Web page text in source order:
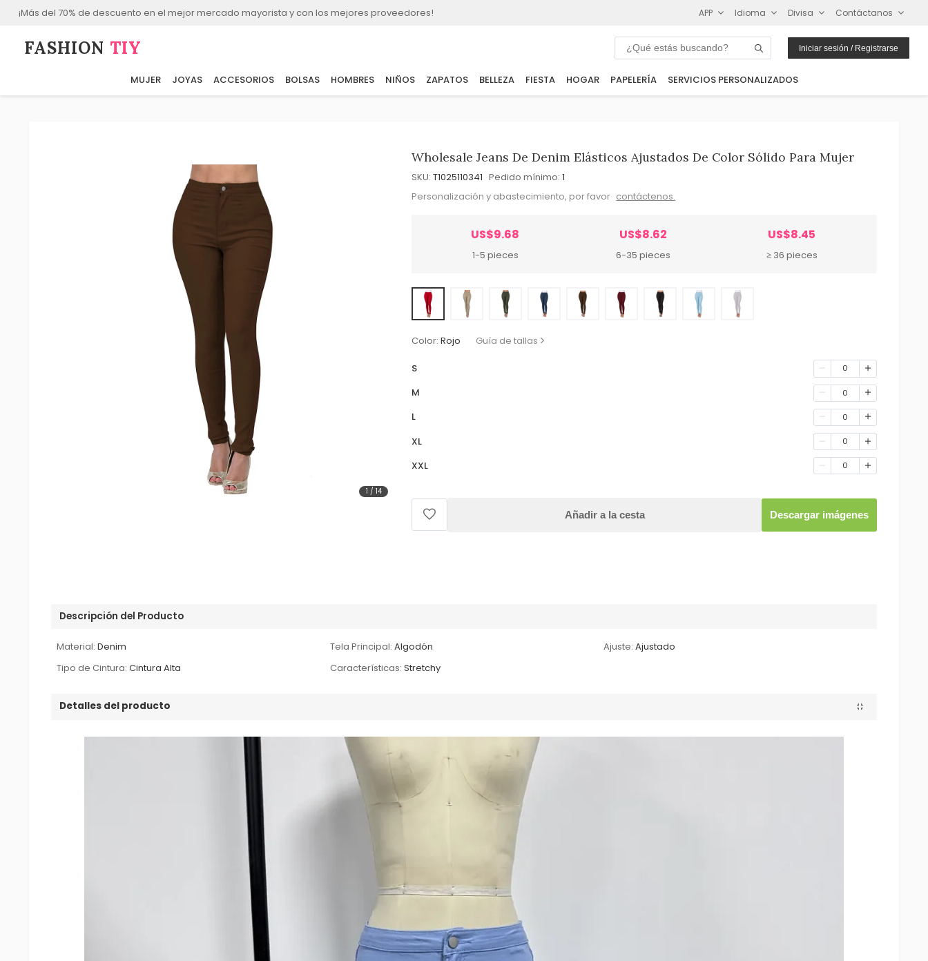
¡Más del 70% de descuento en el mejor mercado mayorista y con los mejores proveedores! APP Idioma Divisa Contáctanos
FASHION⁠ TIY Iniciar sesión / Registrarse
MUJER JOYAS ACCESORIOS BOLSAS HOMBRES NIÑOS ZAPATOS BELLEZA FIESTA HOGAR PAPELERÍA SERVICIOS PERSONALIZADOS
1 / 14
Wholesale Jeans De Denim Elásticos Ajustados De Color Sólido Para Mujer
SKU: T1025110341 Pedido mínimo: 1
Personalización y abastecimiento, por favor contáctenos.
US$9.68
1-5 pieces
US$8.62
6-35 pieces
US$8.45
≥ 36 pieces
Color: Rojo Guía de tallas
S 0
M 0
L 0
XL 0
XXL 0
Añadir a la cesta Descargar imágenes
Descripción del Producto
Material: Denim Tela Principal: Algodón Ajuste: Ajustado
Tipo de Cintura: Cintura Alta Características: Stretchy
Detalles del producto